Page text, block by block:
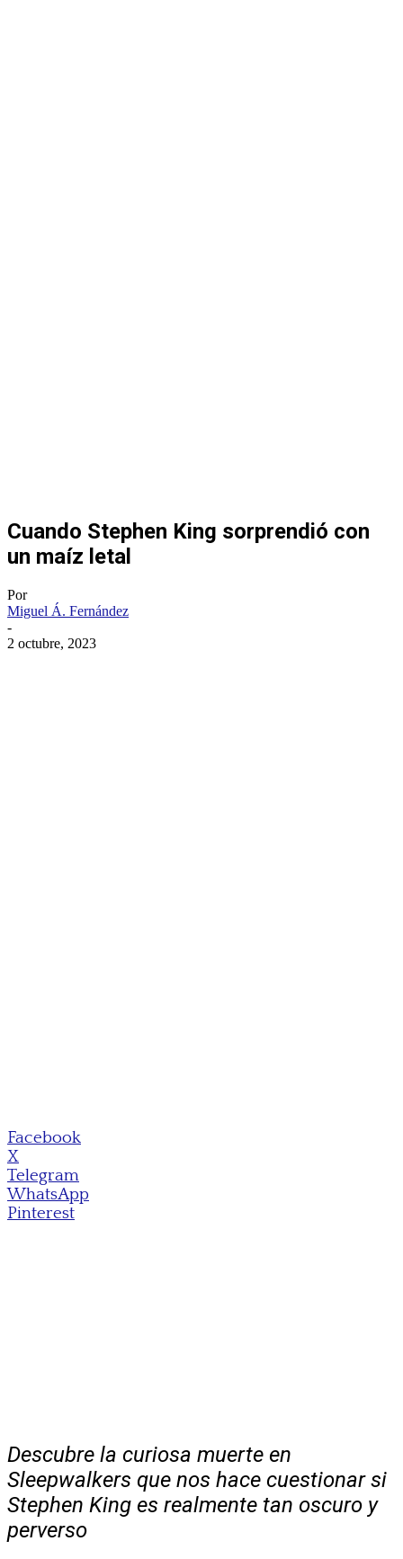
Cuando Stephen King sorprendió con
un maíz letal
Por
Miguel Á. Fernández
-
2 octubre, 2023
Facebook
X
Telegram
WhatsApp
Pinterest
Descubre la curiosa muerte en
Sleepwalkers que nos hace cuestionar si
Stephen King es realmente tan oscuro y
perverso